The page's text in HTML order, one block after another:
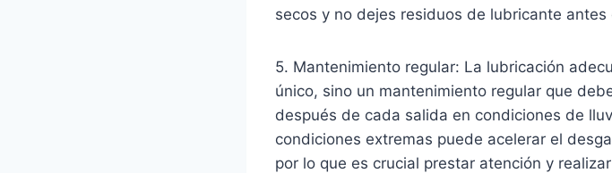
secos y no dejes residuos de lubricante
5. Mantenimiento regular: La lubricación
único, sino un mantenimiento regular que
después de cada salida en condiciones de
condiciones extremas puede acelerar el
por lo que es crucial prestar atención y